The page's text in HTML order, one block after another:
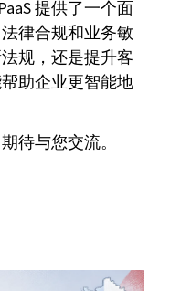
提供了一个面
律合规和业务敏
规，还是提升客
帮助企业更智能地
待与您交流。